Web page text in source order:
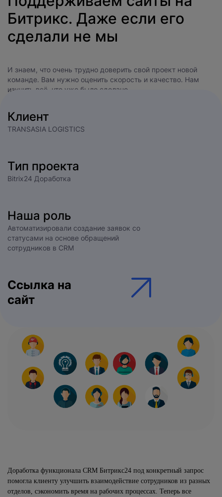
Битрикс. Даже если его
сделали не мы
И знаем, что очень трудно доверить свой проект новой
команде. Вам нужно оценить скорость и качество. Нам
изучить всё, что уже было сделано.
Клиент
TRANSASIA LOGISTICS
Тип проекта
Bitrix24 Доработка
Наша роль
Автоматизировали создание заявок со
статусами на основе обращений
сотрудников в CRM
Ссылка на
сайт
Доработка функционала CRM Битрикс24 под конкретный запрос
помогла клиенту улучшить взаимодействие сотрудников из разных
отделов, сэкономить время на рабочих процессах. Теперь все
политикой конфиденциальности.